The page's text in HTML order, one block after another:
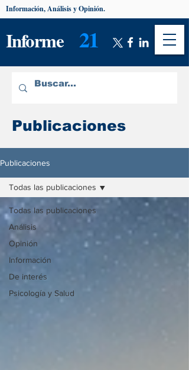
Informe 21
Información, Análisis y Opinión.
Publicaciones
Publicaciones
Todas las publicaciones
Análisis
Opinión
Información
De interés
Psicología y Salud
Todas las publicaciones